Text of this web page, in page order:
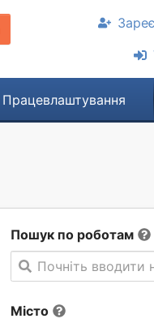
Працевлаштування
Пошук по роботам
Почніть вводити
Місто